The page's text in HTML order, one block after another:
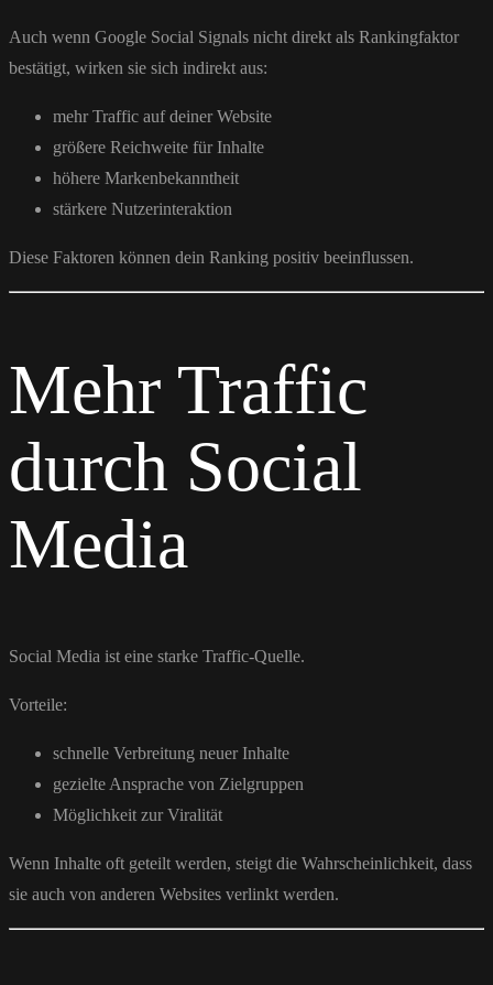
Auch wenn Google Social Signals nicht direkt als Rankingfaktor
bestätigt, wirken sie sich indirekt aus:
mehr Traffic auf deiner Website
größere Reichweite für Inhalte
höhere Markenbekanntheit
stärkere Nutzerinteraktion
Diese Faktoren können dein Ranking positiv beeinflussen.
Mehr Traffic
durch Social
Media
Social Media ist eine starke Traffic-Quelle.
Vorteile:
schnelle Verbreitung neuer Inhalte
gezielte Ansprache von Zielgruppen
Möglichkeit zur Viralität
Wenn Inhalte oft geteilt werden, steigt die Wahrscheinlichkeit, dass
sie auch von anderen Websites verlinkt werden.